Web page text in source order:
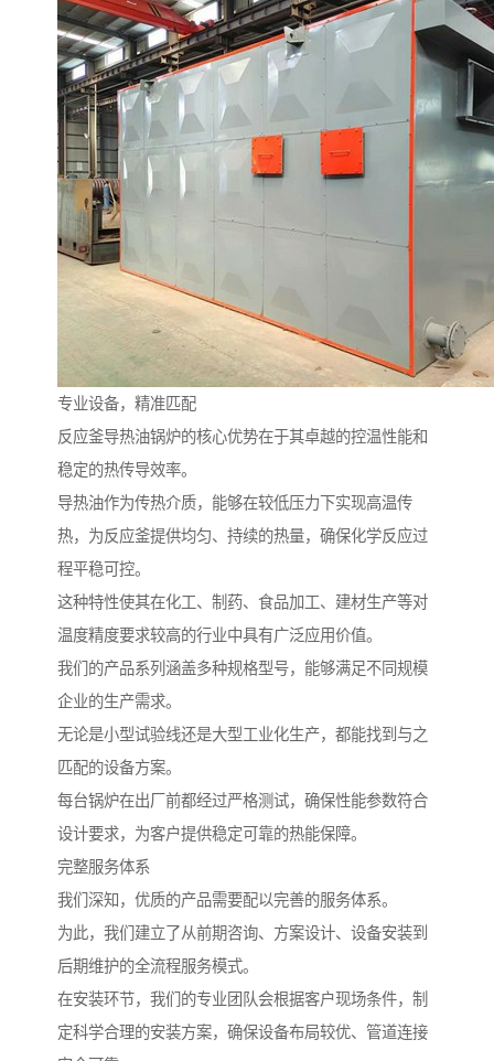
专业设备，精准匹配
反应釜导热油锅炉的核心优势在于其卓越的控温性能和
稳定的热传导效率。
导热油作为传热介质，能够在较低压力下实现高温传
热，为反应釜提供均匀、持续的热量，确保化学反应过
程平稳可控。
这种特性使其在化工、制药、食品加工、建材生产等对
温度精度要求较高的行业中具有广泛应用价值。
我们的产品系列涵盖多种规格型号，能够满足不同规模
企业的生产需求。
无论是小型试验线还是大型工业化生产，都能找到与之
匹配的设备方案。
每台锅炉在出厂前都经过严格测试，确保性能参数符合
设计要求，为客户提供稳定可靠的热能保障。
完整服务体系
我们深知，优质的产品需要配以完善的服务体系。
为此，我们建立了从前期咨询、方案设计、设备安装到
后期维护的全流程服务模式。
在安装环节，我们的专业团队会根据客户现场条件，制
定科学合理的安装方案，确保设备布局较优、管道连接